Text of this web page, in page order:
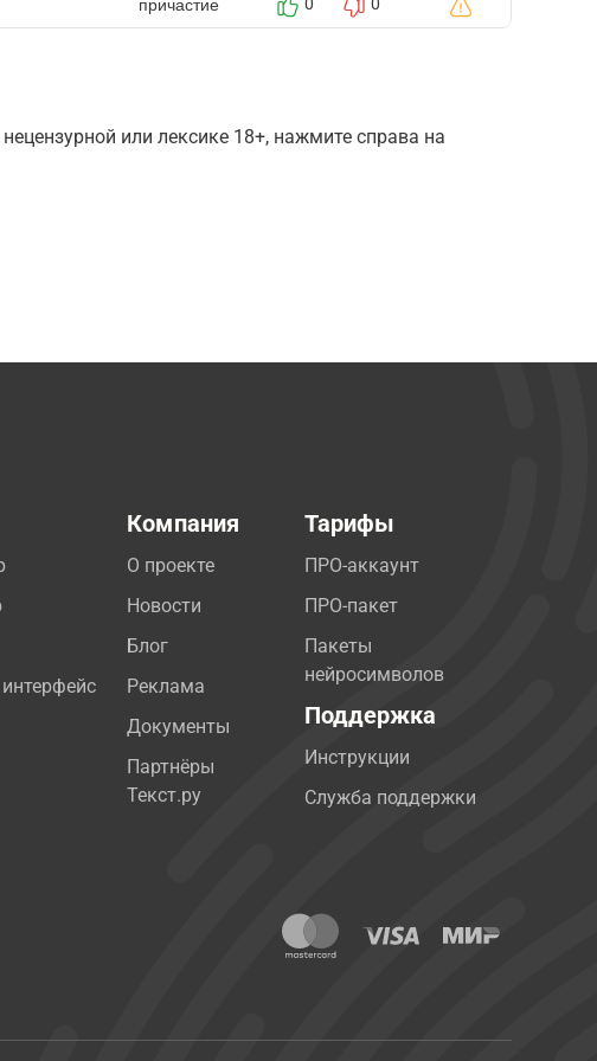
или лексике 18+, нажмите справа на
Компания
О проекте
Новости
Блог
Реклама
Документы
Партнёры
Текст.ру
Тарифы
ПРО-аккаунт
ПРО-пакет
Пакеты
нейросимволов
Поддержка
Инструкции
Служба поддержки